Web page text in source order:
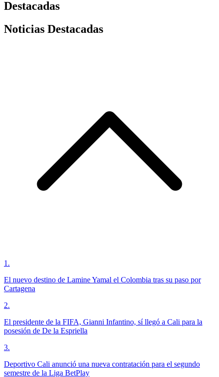
Destacadas
Noticias Destacadas
1.
El nuevo destino de Lamine Yamal el Colombia tras su paso por
Cartagena
2.
El presidente de la FIFA, Gianni Infantino, sí llegó a Cali para la
posesión de De la Espriella
3.
Deportivo Cali anunció una nueva contratación para el segundo
semestre de la Liga BetPlay